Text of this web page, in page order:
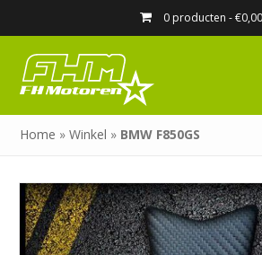
0 producten -€0,00
Home »Winkel » BMW F850GS